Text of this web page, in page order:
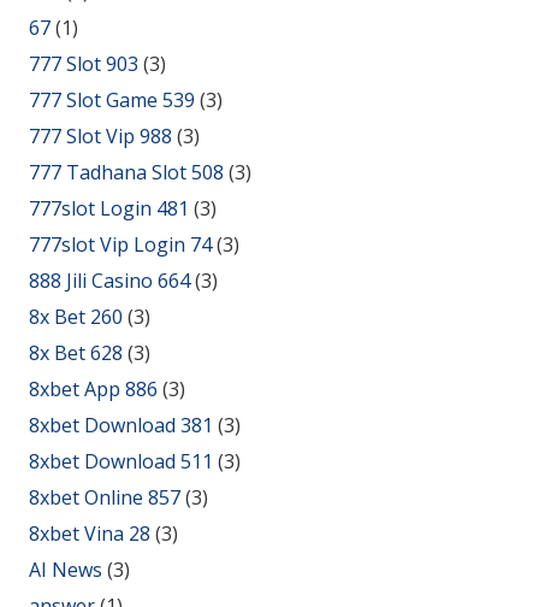
67(1)
777 Slot 903 (3)
777 Slot Game 539 (3)
777 Slot Vip 988 (3)
777 Tadhana Slot 508 (3)
777slot Login 481 (3)
777slot Vip Login 74(3)
888 Jili Casino 664(3)
8x Bet 260 (3)
8x Bet 628 (3)
8xbet App 886 (3)
8xbet Download 381 (3)
8xbet Download 511 (3)
8xbet Online 857(3)
8xbet Vina 28 (3)
AI News (3)